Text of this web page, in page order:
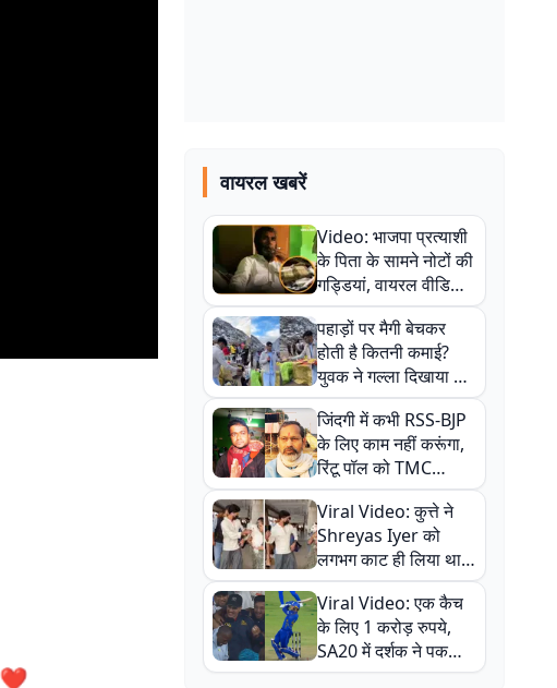
वायरल खबरें
Video: भाजपा प्रत्याशी
के पिता के सामने नोटों की
गड्डियां, वायरल वीडियो
से राजनीति में उबाल,
अजित महतो बोले- TMC
की गंदी चाल
पहाड़ों पर मैगी बेचकर
होती है कितनी कमाई?
युवक ने गल्ला दिखाया तो
नौकरी वालों के खड़े हो गए
कान
जिंदगी में कभी RSS-BJP
के लिए काम नहीं करूंगा,
रिंटू पॉल को TMC
ऑफिस में ले जाकर पीटा,
Video वायरल
Viral Video: कुत्ते ने
Shreyas Iyer को
लगभग काट ही लिया था,
न्यूजीलैंड सीरीज से पहले
बाल-बाल बचे
Viral Video: एक कैच
के लिए 1 करोड़ रुपये,
SA20 में दर्शक ने पकड़ा
एक हाथ से गजब का कैच